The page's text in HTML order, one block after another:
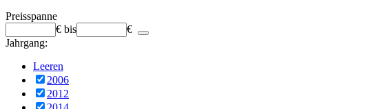
Preisspanne
€ bis
€
Jahrgang:
Leeren
2006
2012